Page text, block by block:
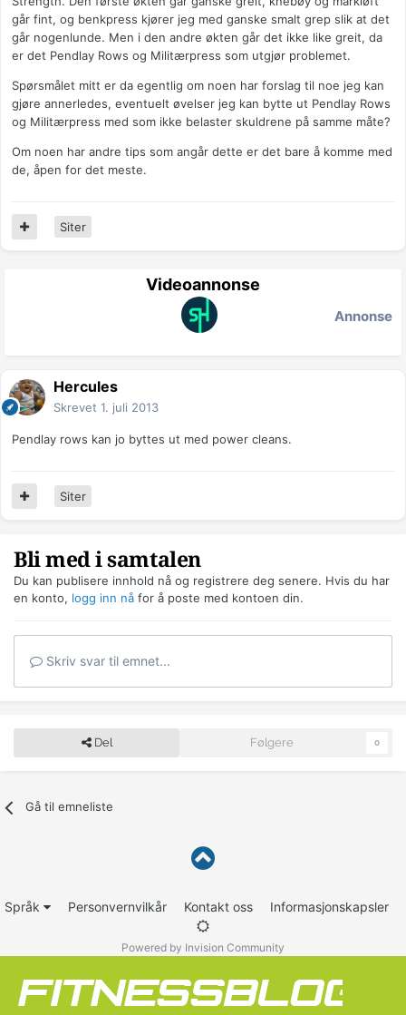
går fint, og benkpress kjører jeg med ganske smalt grep slik at det
går nogenlunde. Men i den andre økten går det ikke like greit, da
er det Pendlay Rows og Militærpress som utgjør problemet.
Spørsmålet mitt er da egentlig om noen har forslag til noe jeg kan
gjøre annerledes, eventuelt øvelser jeg kan bytte ut Pendlay Rows
og Militærpress med som ikke belaster skuldrene på samme måte?
Om noen har andre tips som angår dette er det bare å komme med
de, åpen for det meste.
Siter
Videoannonse
Annonse
Hercules
Skrevet 1. juli 2013
Pendlay rows kan jo byttes ut med power cleans.
Siter
Bli med i samtalen
Du kan publisere innhold nå og registrere deg senere. Hvis du har
en konto, logg inn nå for å poste med kontoen din.
Skriv svar til emnet...
Del Følgere 0
Gå til emneliste
Språk Personvernvilkår Kontakt oss Informasjonskapsler
Powered by Invision Community